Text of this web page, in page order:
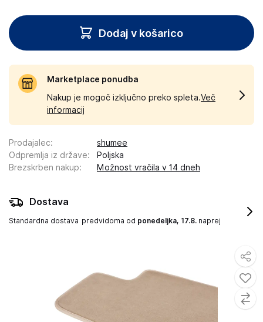
Dodaj v košarico
Marketplace ponudba
Nakup je mogoč izključno preko spleta.Več
informacij
Prodajalec:
shumee
Odpremlja iz države:
Poljska
Brezskrben nakup: Možnost vračila v 14 dneh
Dostava
Standardna dostava predvidoma od ponedeljka, 17.8. naprej